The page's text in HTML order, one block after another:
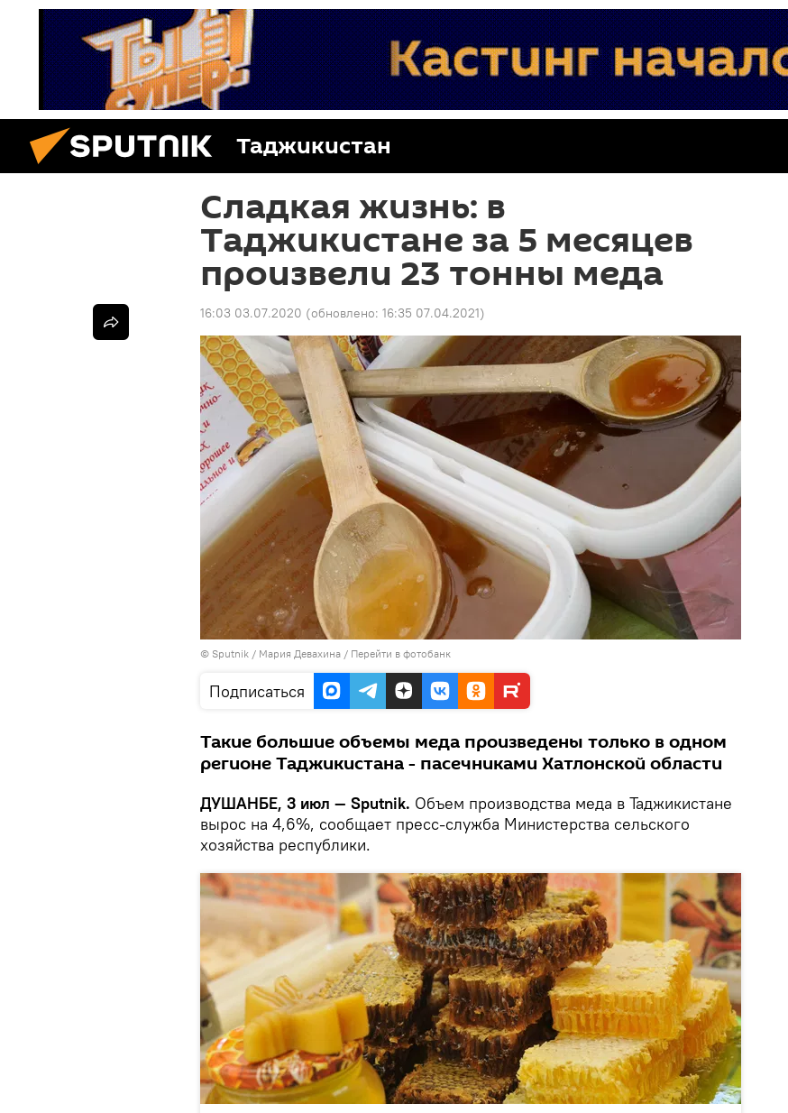
Таджикистан
Сладкая жизнь: в
Таджикистане за 5 месяцев
произвели 23 тонны меда
16:03 03.07.2020 (обновлено: 16:35 07.04.2021)
© Sputnik / Мария Девахина / Перейти в фотобанк
Подписаться
Такие большие объемы меда произведены только в одном
регионе Таджикистана - пасечниками Хатлонской области
ДУШАНБЕ, 3 июл — Sputnik. Объем производства меда в Таджикистане
вырос на 4,6%, сообщает пресс-служба Министерства сельского
хозяйства республики.